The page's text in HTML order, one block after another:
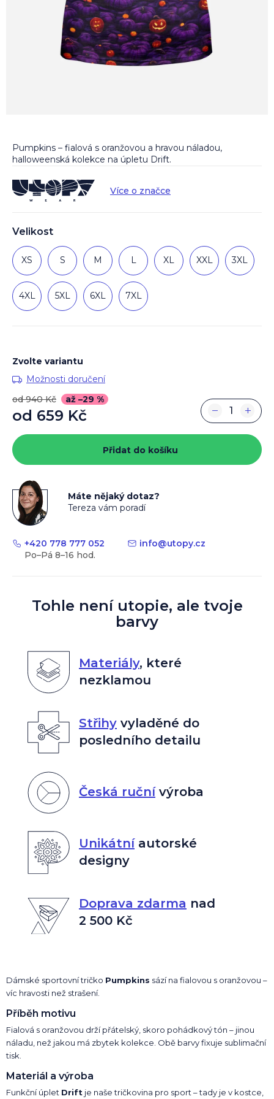
Velikost
XS S M L XL XXL 3XL
4XL 5XL 6XL 7XL
Pumpkins – fialová s oranžovou a hravou náladou,
halloweenská kolekce na úpletu Drift.
Více o značce
Zvolte variantu
Možnosti doručení
od 940 Kč
až –29 %
od 659 Kč
cena:
+
−
Přidat do košíku
Máte nějaký dotaz?
Tereza vám poradí
+420 778 777 052 info@utopy.cz
Tohle není utopie, ale tvoje
barvy
Materiály, které
nezklamou
Střihyvyladěné do
posledního detailu
Česká ručnívýroba
Unikátníautorské
designy
Doprava zdarma nad
2 500 Kč
Dámské sportovní tričko Pumpkins sází na fialovou s oranžovou –
víc hravosti než strašení.
Příběh motivu
Fialová s oranžovou drží přátelský, skoro pohádkový tón – jinou
náladu, než jakou má zbytek kolekce. Obě barvy fixuje sublimační
tisk.
Materiál a výroba
Funkční úplet Drift je naše tričkovina pro sport – tady je v kostce,